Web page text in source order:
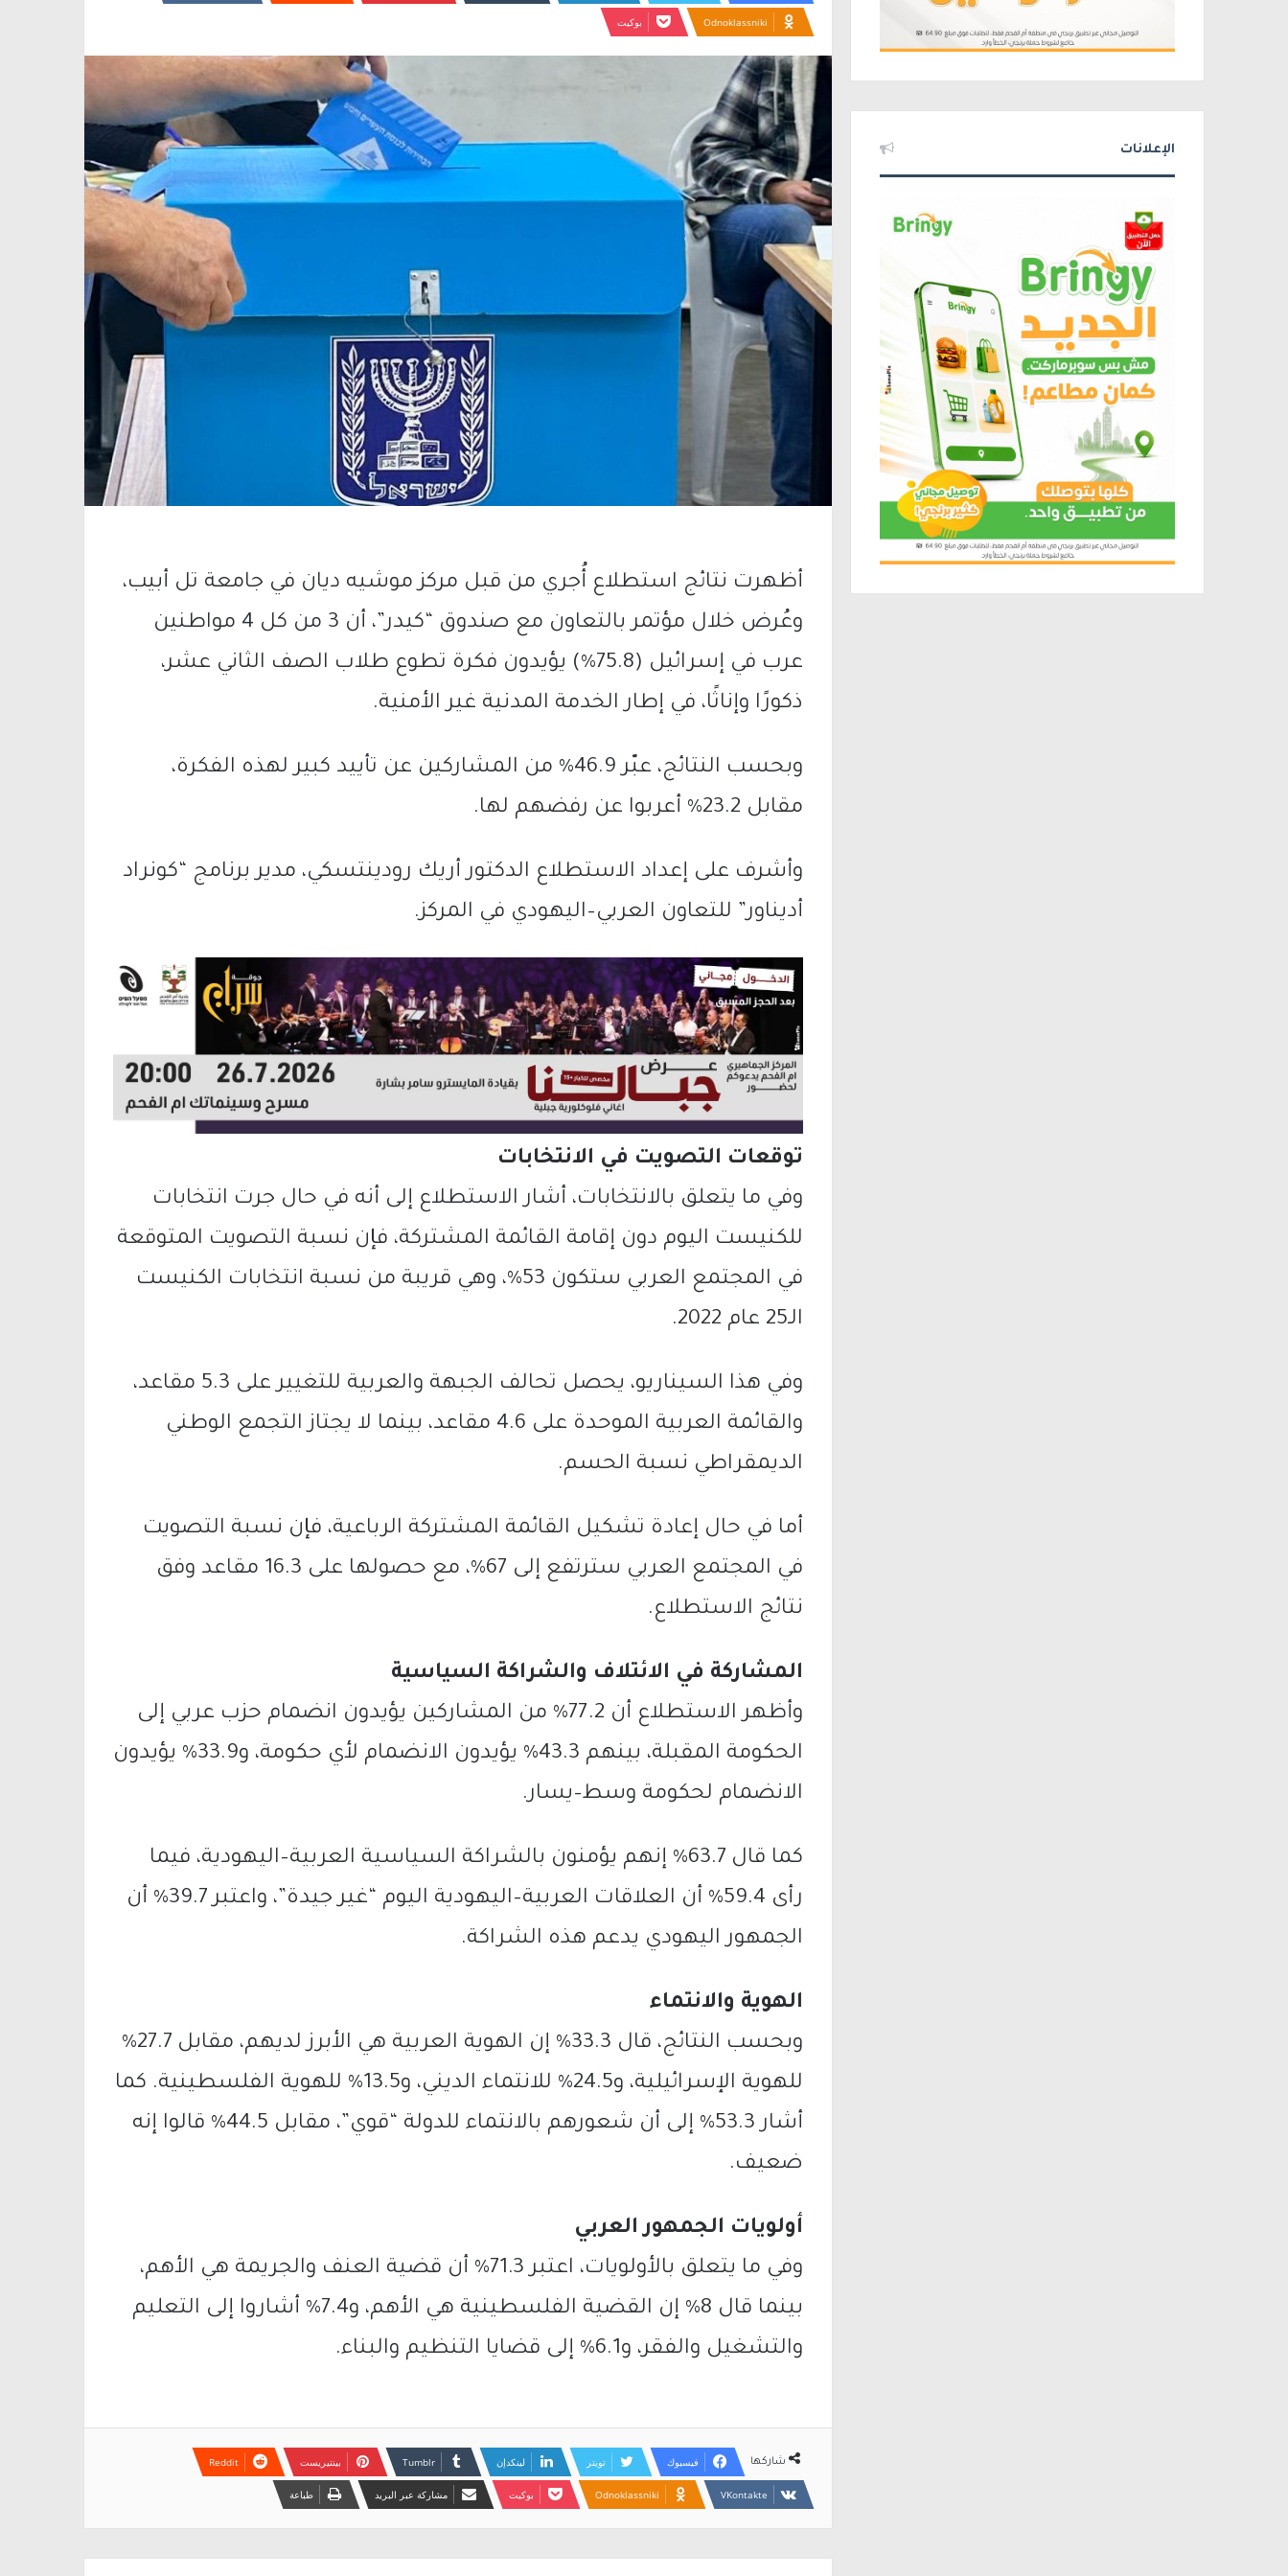
Odnoklassniki بوكيت
أظهرت نتائج استطلاع أُجري من قبل مركز موشيه ديان في جامعة تل أبيب،
وعُرض خلال مؤتمر بالتعاون مع صندوق “كيدر”، أن 3 من كل 4 مواطنين
عرب في إسرائيل
(75.8%) يؤيدون فكرة تطوع طلاب الصف الثاني عشر،
ذكورًا وإناثًا، في إطار الخدمة المدنية غير الأمنية.
وبحسب النتائج، عبّر 46.9% من المشاركين عن تأييد كبير لهذه الفكرة،
مقابل 23.2% أعربوا عن رفضهم لها.
وأشرف على إعداد الاستطلاع الدكتور أريك رودينتسكي، مدير برنامج “كونراد
أديناور” للتعاون العربي–اليهودي في المركز.
توقعات التصويت في الانتخابات
وفي ما يتعلق بالانتخابات، أشار الاستطلاع إلى أنه في حال جرت انتخابات
للكنيست اليوم دون إقامة القائمة المشتركة، فإن نسبة التصويت المتوقعة
في المجتمع العربي ستكون 53%، وهي قريبة من نسبة انتخابات الكنيست
الـ25 عام 2022.
وفي هذا السيناريو، يحصل تحالف الجبهة والعربية للتغيير على 5.3 مقاعد،
والقائمة العربية الموحدة على 4.6 مقاعد، بينما لا يجتاز التجمع الوطني
الديمقراطي نسبة الحسم.
أما في حال إعادة تشكيل القائمة المشتركة الرباعية، فإن نسبة التصويت
في المجتمع العربي سترتفع إلى 67%، مع حصولها على 16.3 مقاعد وفق
نتائج الاستطلاع.
المشاركة في الائتلاف والشراكة السياسية
وأظهر الاستطلاع أن 77.2% من المشاركين يؤيدون انضمام حزب عربي إلى
الحكومة المقبلة، بينهم 43.3% يؤيدون الانضمام لأي حكومة، و33.9% يؤيدون
الانضمام لحكومة وسط–يسار.
كما قال 63.7% إنهم يؤمنون بالشراكة السياسية العربية–اليهودية، فيما
رأى 59.4% أن العلاقات العربية–اليهودية اليوم “غير جيدة”، واعتبر 39.7% أن
الجمهور اليهودي يدعم هذه الشراكة.
الهوية والانتماء
وبحسب النتائج، قال 33.3% إن الهوية العربية هي الأبرز لديهم، مقابل 27.7%
للهوية الإسرائيلية، و24.5% للانتماء الديني، و13.5% للهوية الفلسطينية. كما
أشار 53.3% إلى أن شعورهم بالانتماء للدولة “قوي”، مقابل 44.5% قالوا إنه
ضعيف.
أولويات الجمهور العربي
وفي ما يتعلق بالأولويات، اعتبر 71.3% أن قضية العنف والجريمة هي الأهم،
بينما قال 8% إن القضية الفلسطينية هي الأهم، و7.4% أشاروا إلى التعليم
والتشغيل والفقر، و6.1% إلى قضايا التنظيم والبناء.
شاركها فيسبوك تويتر لينكدإن بينتيريست
Odnoklassniki بوكيت مشاركة عبر البريد طباعة
الإعلانات